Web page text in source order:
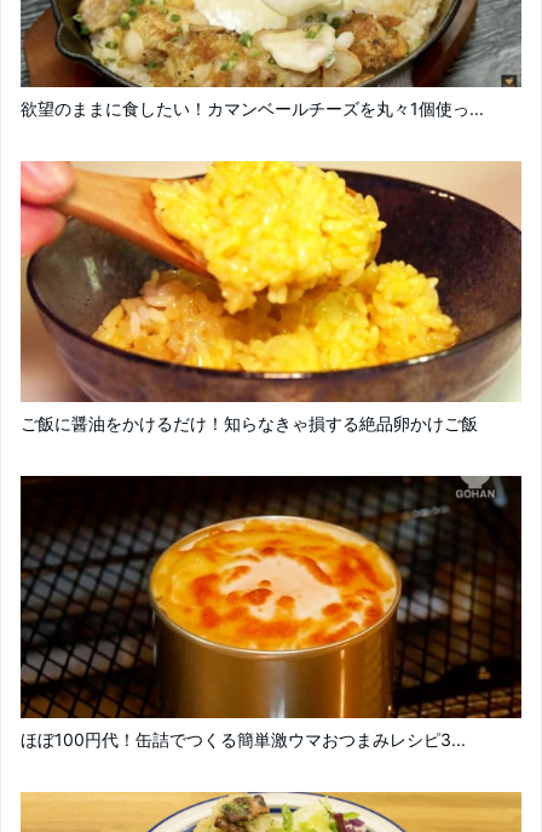
欲望のままに食したい！カマンベールチーズを丸々1個使っ...
ご飯に醤油をかけるだけ！知らなきゃ損する絶品卵かけご飯
ほぼ100円代！缶詰でつくる簡単激ウマおつまみレシピ3...